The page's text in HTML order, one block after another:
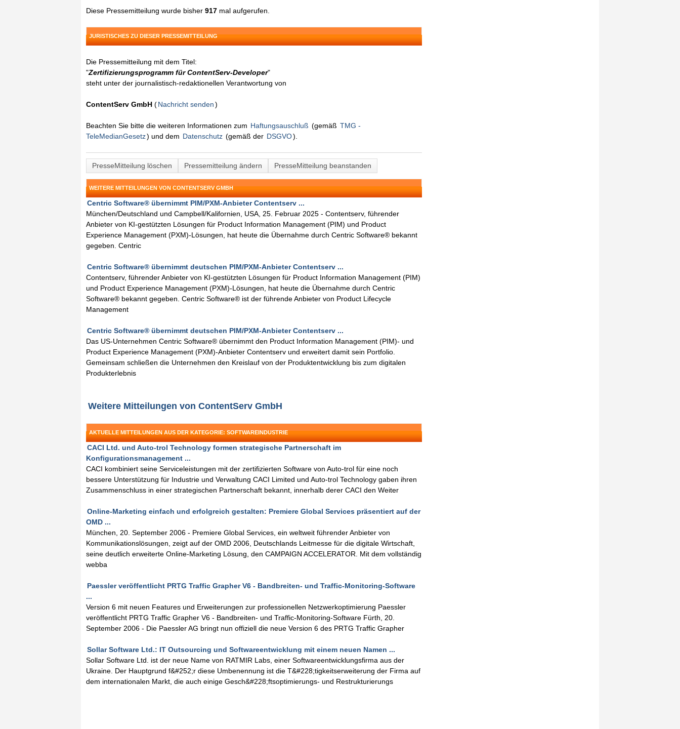
Diese Pressemitteilung wurde bisher 917 mal aufgerufen.
JURISTISCHES ZU DIESER PRESSEMITTEILUNG
Die Pressemitteilung mit dem Titel:
"Zertifizierungsprogramm für ContentServ-Developer"
steht unter der journalistisch-redaktionellen Verantwortung von
ContentServ GmbH (Nachricht senden)
Beachten Sie bitte die weiteren Informationen zum Haftungsauschluß (gemäß TMG -
TeleMedianGesetz) und dem Datenschutz (gemäß der DSGVO).
PresseMitteilung löschen Pressemitteilung ändern PresseMitteilung beanstanden
WEITERE MITTEILUNGEN VON CONTENTSERV GMBH
Centric Software® übernimmt PIM/PXM-Anbieter Contentserv ...
München/Deutschland und Campbell/Kalifornien, USA, 25. Februar 2025 - Contentserv, führender
Anbieter von KI-gestützten Lösungen für Product Information Management (PIM) und Product
Experience Management (PXM)-Lösungen, hat heute die Übernahme durch Centric Software® bekannt
gegeben. Centric
Centric Software® übernimmt deutschen PIM/PXM-Anbieter Contentserv ...
Contentserv, führender Anbieter von KI-gestützten Lösungen für Product Information Management (PIM)
und Product Experience Management (PXM)-Lösungen, hat heute die Übernahme durch Centric
Software® bekannt gegeben. Centric Software® ist der führende Anbieter von Product Lifecycle
Management
Centric Software® übernimmt deutschen PIM/PXM-Anbieter Contentserv ...
Das US-Unternehmen Centric Software® übernimmt den Product Information Management (PIM)- und
Product Experience Management (PXM)-Anbieter Contentserv und erweitert damit sein Portfolio.
Gemeinsam schließen die Unternehmen den Kreislauf von der Produktentwicklung bis zum digitalen
Produkterlebnis
Weitere Mitteilungen von ContentServ GmbH
AKTUELLE MITTEILUNGEN AUS DER KATEGORIE: SOFTWAREINDUSTRIE
CACI Ltd. und Auto-trol Technology formen strategische Partnerschaft im
Konfigurationsmanagement ...
CACI kombiniert seine Serviceleistungen mit der zertifizierten Software von Auto-trol für eine noch
bessere Unterstützung für Industrie und Verwaltung CACI Limited und Auto-trol Technology gaben ihren
Zusammenschluss in einer strategischen Partnerschaft bekannt, innerhalb derer CACI den Weiter
Online-Marketing einfach und erfolgreich gestalten: Premiere Global Services präsentiert auf der
OMD ...
München, 20. September 2006 - Premiere Global Services, ein weltweit führender Anbieter von
Kommunikationslösungen, zeigt auf der OMD 2006, Deutschlands Leitmesse für die digitale Wirtschaft,
seine deutlich erweiterte Online-Marketing Lösung, den CAMPAIGN ACCELERATOR. Mit dem vollständig
webba
Paessler veröffentlicht PRTG Traffic Grapher V6 - Bandbreiten- und Traffic-Monitoring-Software
...
Version 6 mit neuen Features und Erweiterungen zur professionellen Netzwerkoptimierung Paessler
veröffentlicht PRTG Traffic Grapher V6 - Bandbreiten- und Traffic-Monitoring-Software Fürth, 20.
September 2006 - Die Paessler AG bringt nun offiziell die neue Version 6 des PRTG Traffic Grapher
Sollar Software Ltd.: IT Outsourcing und Softwareentwicklung mit einem neuen Namen ...
Sollar Software Ltd. ist der neue Name von RATMIR Labs, einer Softwareentwicklungsfirma aus der
Ukraine. Der Hauptgrund f&#252;r diese Umbenennung ist die T&#228;tigkeitserweiterung der Firma auf
dem internationalen Markt, die auch einige Gesch&#228;ftsoptimierungs- und Restrukturierungs